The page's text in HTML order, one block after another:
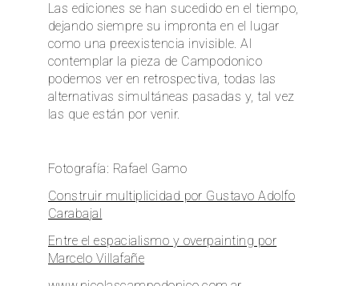
Las ediciones se han sucedido en el tiempo,
dejando siempre su impronta en el lugar
como una preexistencia invisible. Al
contemplar la pieza de Campodonico
podemos ver en retrospectiva, todas las
alternativas simultáneas pasadas y, tal vez
las que están por venir.
Fotografía: Rafael Gamo
Construir multiplicidad por Gustavo Adolfo
Carabajal
Entre el espacialismo y overpainting por
Marcelo Villafañe